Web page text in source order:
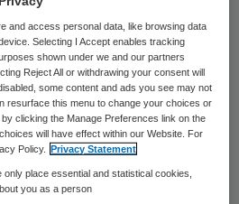
(Volksgezondheid) vindt
mogen komen voor
abortusklinieken. Hij
die vrouwen via deze
tegen
AD.
and access personal data, like browsing data
Selecting I Accept enables tracking
shown under we and our partners
Reject All or withdrawing your consent will
some content and ads you see may not
resurface this menu to change your choices or
clicking the Manage Preferences link on the
will have effect within our Website. For
Policy.
Privacy Statement
place essential and statistical cookies,
you as a person